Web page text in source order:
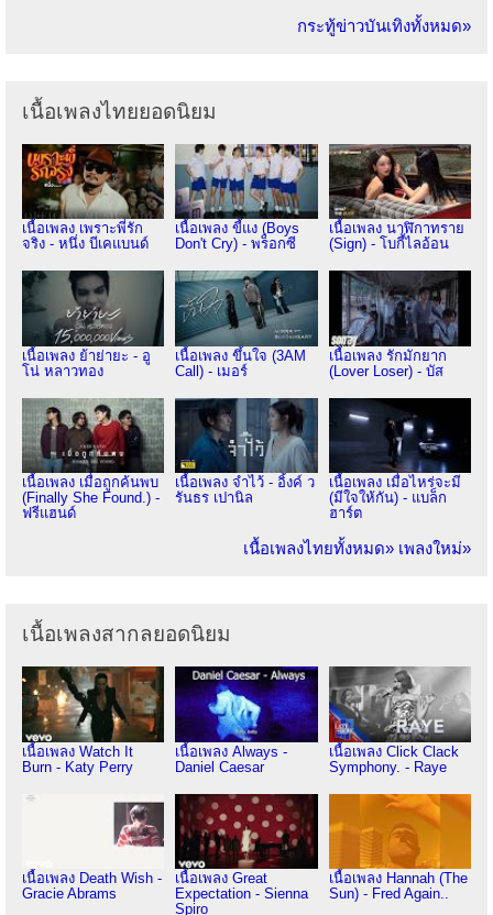
กระทู้ข่าวบันเทิงทั้งหมด»
เนื้อเพลงไทยยอดนิยม
เนื้อเพลง เพราะพี่รัก
จริง - หนึ่ง บีเคแบนด์
เนื้อเพลง ขี้แง (Boys
Don't Cry) - พร็อกซี
เนื้อเพลง นาฬิกาทราย
(Sign) - โบกี้ไลอ้อน
เนื้อเพลง ย้าย่ายะ - อู
โน่ หลาวทอง
เนื้อเพลง ขึ้นใจ (3AM
Call) - เมอร์
เนื้อเพลง รักมักยาก
(Lover Loser) - บัส
เนื้อเพลง เมื่อถูกค้นพบ
(Finally She Found.) -
ฟรีแฮนด์
เนื้อเพลง จำไว้ - อิ้งค์ ว
รันธร เปานิล
เนื้อเพลง เมื่อไหร่จะมี
(มีใจให้กัน) - แบล็ก
ฮาร์ต
เนื้อเพลงไทยทั้งหมด» เพลงใหม่»
เนื้อเพลงสากลยอดนิยม
เนื้อเพลง Watch It
Burn - Katy Perry
เนื้อเพลง Always -
Daniel Caesar
เนื้อเพลง Click Clack
Symphony. - Raye
เนื้อเพลง Death Wish -
Gracie Abrams
เนื้อเพลง Great
Expectation - Sienna
Spiro
เนื้อเพลง Hannah (The
Sun) - Fred Again..